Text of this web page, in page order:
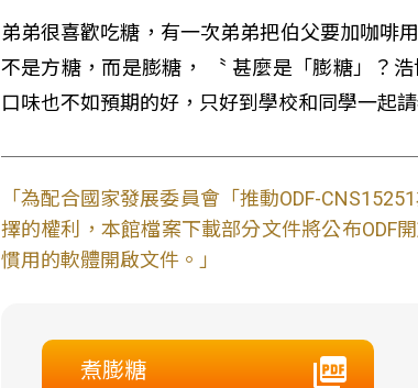
弟弟很喜歡吃糖，有一次弟弟把伯父要加咖啡
不是方糖，而是膨糖， 〝 甚麼是「膨糖」？
口味也不如預期的好，只好到學校和同學一起
「為配合國家發展委員會「推動ODF-
擇的權利，本館檔案下載部分文件將公布ODF
慣用的軟體開啟文件。」
煮膨糖